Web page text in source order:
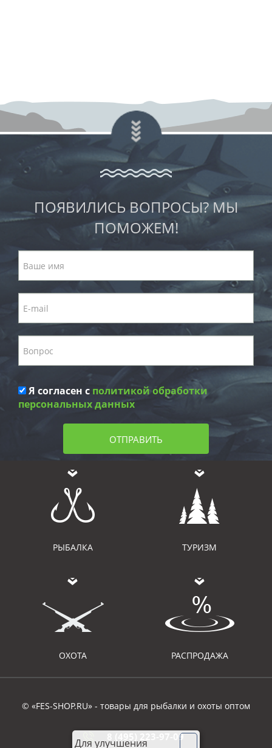
ПОЯВИЛИСЬ ВОПРОСЫ? МЫ
ПОМОЖЕМ!
Я согласен с политикой обработки
персональных данных
ОТПРАВИТЬ
РЫБАЛКА ТУРИЗМ
ОХОТА РАСПРОДАЖА
© «FES-SHOP.RU» - товары для рыбалки и охоты оптом
8 (495) 223-97-09
Для улучшения